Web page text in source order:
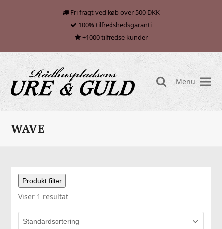
Fri fragt ved køb over 500 DKK
100% tilfredshedsgaranti
+1000 tilfredse kunder
search
Menu
WAVE
Produkt filter
Viser 1 resultat